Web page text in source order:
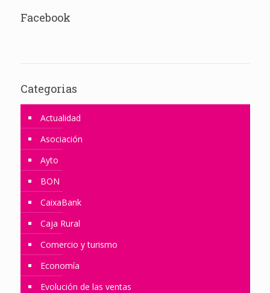
Facebook
Categorias
Actualidad
Asociación
Ayto
BON
CaixaBank
Caja Rural
Comercio y turismo
Economía
Evolución de las ventas